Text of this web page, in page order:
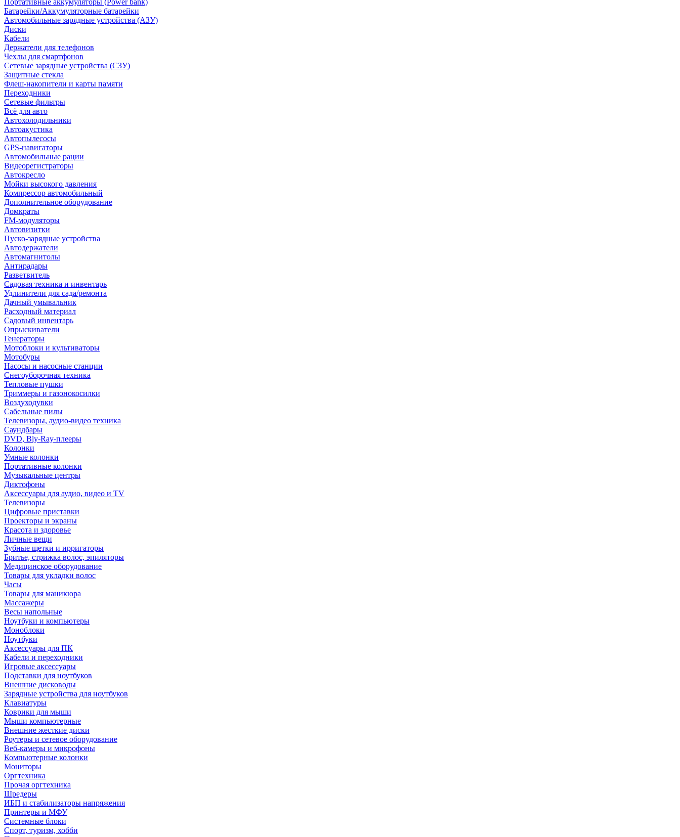
Портативные аккумуляторы (Power bank)
Батарейки/Аккумуляторные батарейки
Автомобильные зарядные устройства (АЗУ)
Диски
Кабели
Держатели для телефонов
Чехлы для смартфонов
Сетевые зарядные устройства (СЗУ)
Защитные стекла
Флеш-накопители и карты памяти
Переходники
Сетевые фильтры
Всё для авто
Автохолодильники
Автоакустика
Автопылесосы
GPS-навигаторы
Автомобильные рации
Видеорегистраторы
Автокресло
Мойки высокого давления
Компрессор автомобильный
Дополнительное оборудование
Домкраты
FM-модуляторы
Автовизитки
Пуско-зарядные устройства
Автодержатели
Автомагнитолы
Антирадары
Разветвитель
Садовая техника и инвентарь
Удлинители для сада/ремонта
Дачный умывальник
Расходный материал
Садовый инвентарь
Опрыскиватели
Генераторы
Мотоблоки и культиваторы
Мотобуры
Насосы и насосные станции
Снегоуборочная техника
Тепловые пушки
Триммеры и газонокосилки
Воздуходувки
Сабельные пилы
Телевизоры, аудио-видео техника
Саундбары
DVD, Bly-Ray-плееры
Колонки
Умные колонки
Портативные колонки
Музыкальные центры
Диктофоны
Аксессуары для аудио, видео и TV
Телевизоры
Цифровые приставки
Проекторы и экраны
Красота и здоровье
Личные вещи
Зубные щетки и ирригаторы
Бритье, стрижка волос, эпиляторы
Медицинское оборудование
Товары для укладки волос
Часы
Товары для маникюра
Массажеры
Весы напольные
Ноутбуки и компьютеры
Моноблоки
Ноутбуки
Аксессуары для ПК
Кабели и переходники
Игровые аксессуары
Подставки для ноутбуков
Внешние дисководы
Зарядные устройства для ноутбуков
Клавиатуры
Коврики для мыши
Мыши компьютерные
Внешние жесткие диски
Роутеры и сетевое оборудование
Веб-камеры и микрофоны
Компьютерные колонки
Мониторы
Оргтехника
Прочая оргтехника
Шредеры
ИБП и стабилизаторы напряжения
Принтеры и МФУ
Системные блоки
Спорт, туризм, хобби